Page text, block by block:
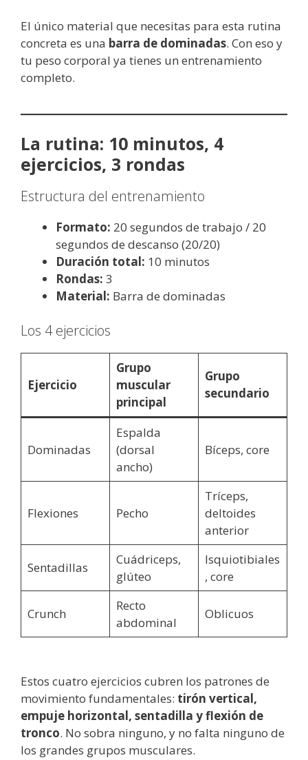
El único material que necesitas para esta rutina
concreta es una barra de dominadas. Con eso y
tu peso corporal ya tienes un entrenamiento
completo.
La rutina: 10 minutos, 4
ejercicios, 3 rondas
Estructura del entrenamiento
Formato: 20 segundos de trabajo / 20
segundos de descanso (20/20)
Duración total: 10 minutos
Rondas: 3
Material: Barra de dominadas
Los 4 ejercicios
Ejercicio
Grupo
muscular
principal
Grupo
secundario
Dominadas
Espalda
(dorsal
ancho)
Bíceps, core
Flexiones Pecho
Tríceps,
deltoides
anterior
Sentadillas
Cuádriceps,
glúteo
Isquiotibiales
, core
Crunch
Recto
abdominal
Oblicuos
Estos cuatro ejercicios cubren los patrones de
movimiento fundamentales: tirón vertical,
empuje horizontal, sentadilla y flexión de
tronco. No sobra ninguno, y no falta ninguno de
los grandes grupos musculares.